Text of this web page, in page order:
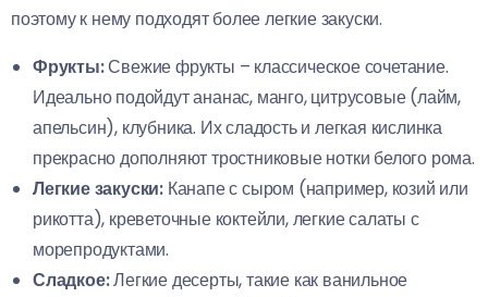
поэтому к нему подходят более легкие закуски.
Фрукты:Свежие фрукты – классическое сочетание.
Идеально подойдут ананас, манго, цитрусовые (лайм,
апельсин), клубника. Их сладость и легкая кислинка
прекрасно дополняют тростниковые нотки белого рома.
Легкие закуски: Канапе с сыром (например, козий или
рикотта), креветочные коктейли, легкие салаты с
морепродуктами.
Сладкое:Легкие десерты, такие как ванильное